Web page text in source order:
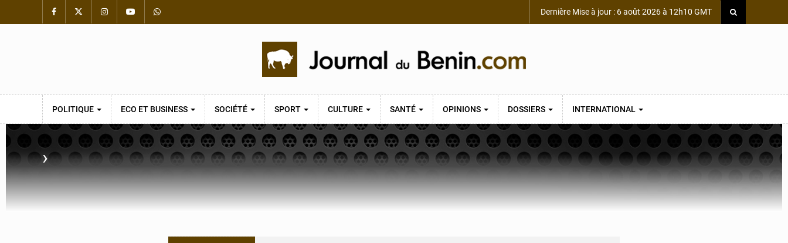
Dernière Mise à jour : 6 août 2026 à 12h10 GMT
POLITIQUE ECO ET BUSINESS SOCIÉTÉ SPORT CULTURE SANTÉ OPINIONS DOSSIERS INTERNATIONAL
›